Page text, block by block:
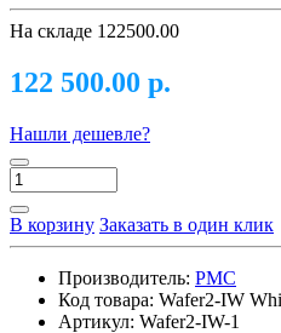
На складе 122500.00
122 500.00 р.
Нашли дешевле?
В корзину Заказать в один клик
Производитель: PMC
Код товара: Wafer2-IW
Артикул: Wafer2-IW-1